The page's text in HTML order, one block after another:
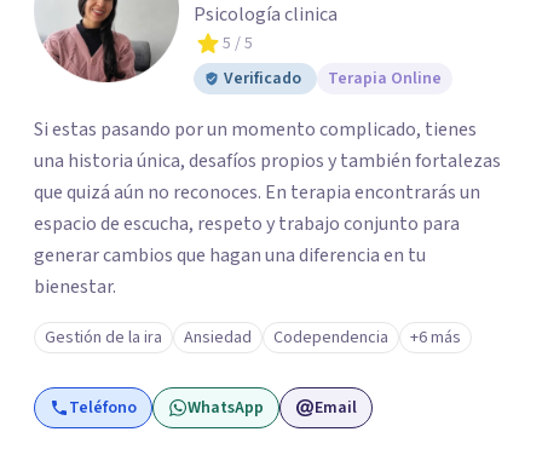
Psicología clinica
5 / 5
Verificado
Terapia Online
Si estas pasando por un momento complicado, tienes
una historia única, desafíos propios y también fortalezas
que quizá aún no reconoces. En terapia encontrarás un
espacio de escucha, respeto y trabajo conjunto para
generar cambios que hagan una diferencia en tu
bienestar.
Gestión de la ira Ansiedad Codependencia +6 más
Teléfono WhatsApp Email